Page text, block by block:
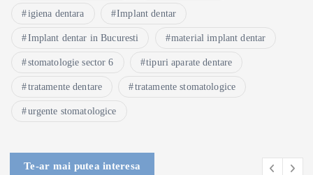
igiena dentara Implant dentar
Implant dentar in Bucuresti material implant dentar
stomatologie sector 6 tipuri aparate dentare
tratamente dentare tratamente stomatologice
urgente stomatologice
Te-ar mai putea interesa